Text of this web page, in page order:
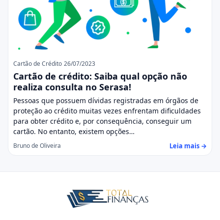
Cartão de Crédito 26/07/2023
Cartão de crédito: Saiba qual opção não
realiza consulta no Serasa!
Pessoas que possuem dívidas registradas em órgãos de
proteção ao crédito muitas vezes enfrentam dificuldades
para obter crédito e, por consequência, conseguir um
cartão. No entanto, existem opções…
Bruno de Oliveira Leia mais →